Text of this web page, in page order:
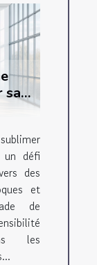
sa
un défi
des
et
de
les